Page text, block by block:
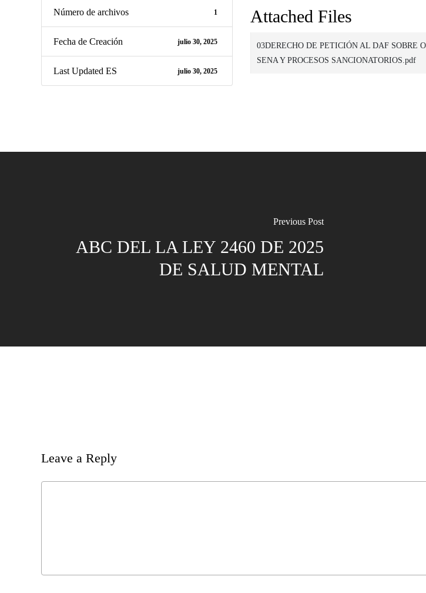
Número de archivos 1
Fecha de Creación julio 30, 2025
Last Updated ES julio 30, 2025
Attached Files
03DERECHO DE PETICIÓN AL DAF SOBRE
SENA Y PROCESOS SANCIONATORIOS.pdf
Previous Post
ABC DEL LA LEY 2460 DE 2025
DE SALUD MENTAL
Leave a Reply